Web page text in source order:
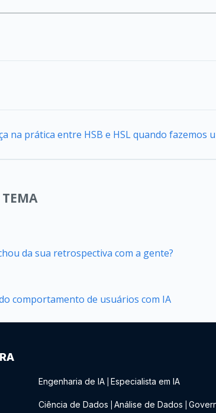
na prática entre HSB e HSL quando fazemos
TEMA
da sua retrospectiva com a gente?
comportamento de usuários com IA
Engenharia de IA Especialista em IA
Ciência de Dados Análise de Dados